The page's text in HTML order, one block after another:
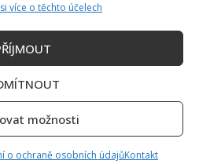
více o těchto účelech
možnosti
o ochraně osobních údajůKontakt
Maminka z telefonátu
nejtvrdší rána